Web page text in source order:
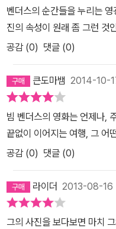
사진과 사진 사이에 존재하
이 또 다른 의미를 갖게 된다는 사
사진 저널」2011년 5월 17일자 3. 부서진 것들은 말한다 빔 벤더스가
행기, 세계 여러 나라의 풍경
런데 특이한 것은 그 장소와
습’일 때는 빔 벤더스를 부르
태’거나, ‘폐업 직전의 영화
야 말로 많은 기억을 깊이 간
관을 가진 온전한 것들의 표
입니다.” - [원스] 전시 서문 중
벤더스의 순간들을 누리는
진의 속성이 원래 좀 그런 것
공감 (0) 댓글 (0)
큰도마뱀 2014-10-
빔 벤더스의 영화는 언제나,
끝없이 이어지는 여행, 그 어
공감 (0) 댓글 (0)
라이더 2013-08-16
그의 사진을 보다보면 마치